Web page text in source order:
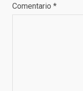
Comentario *